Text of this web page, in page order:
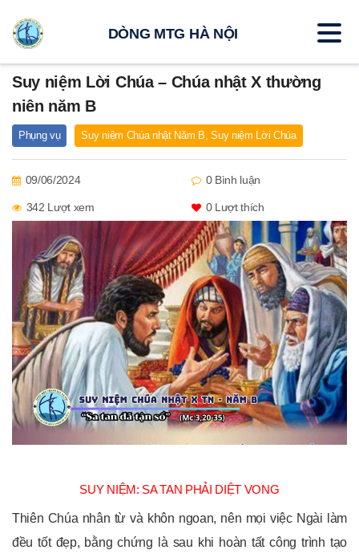
Suy niệm Lời Chúa – Chúa nhật X thường
niên năm B
Phụng vụ Suy niệm Chúa nhật Năm B,Suy niệm Lời Chúa
09/06/2024 0 Bình luận
342 Lượt xem 0Lượt thích
SUY NIỆM: SA TAN PHẢI DIỆT VONG
Thiên Chúa nhân từ và khôn ngoan, nên mọi việc Ngài làm
đều tốt đẹp, bằng chứng là sau khi hoàn tất công trình tạo
DÒNG MTG HÀ NỘI